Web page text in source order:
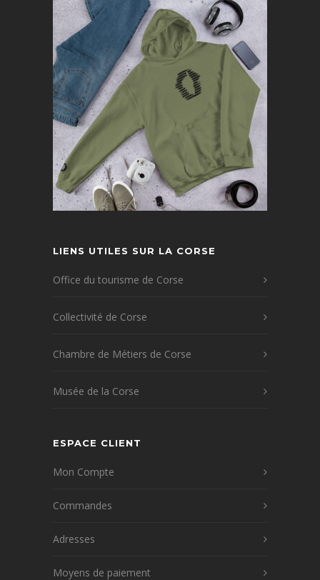
LIENS UTILES SUR LA CORSE
Office du tourisme de Corse
Collectivité de Corse
Chambre de Métiers de Corse
Musée de la Corse
ESPACE CLIENT
Mon Compte
Commandes
Adresses
Moyens de paiement